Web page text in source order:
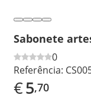
Sabonete
0
Referência:
€5,70